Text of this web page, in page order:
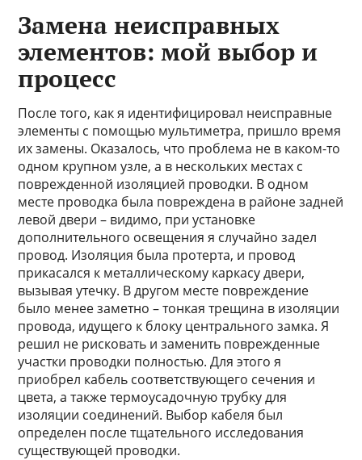
Замена неисправных
элементов: мой выбор и
процесс
После того, как я идентифицировал неисправные
элементы с помощью мультиметра, пришло время
их замены. Оказалось, что проблема не в каком-то
одном крупном узле, а в нескольких местах с
поврежденной изоляцией проводки. В одном
месте проводка была повреждена в районе задней
левой двери – видимо, при установке
дополнительного освещения я случайно задел
провод. Изоляция была протерта, и провод
прикасался к металлическому каркасу двери,
вызывая утечку. В другом месте повреждение
было менее заметно – тонкая трещина в изоляции
провода, идущего к блоку центрального замка. Я
решил не рисковать и заменить поврежденные
участки проводки полностью. Для этого я
приобрел кабель соответствующего сечения и
цвета, а также термоусадочную трубку для
изоляции соединений. Выбор кабеля был
определен после тщательного исследования
существующей проводки.